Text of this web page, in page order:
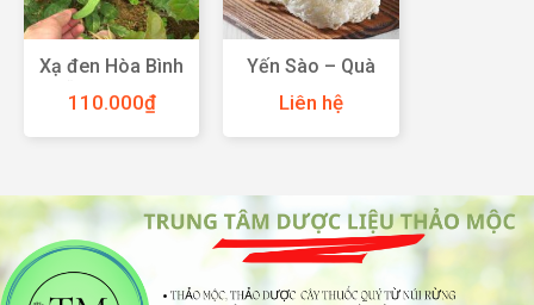
Xạ đen Hòa Bình
hỗ trợ điều trị
ung thư gan
110.000₫
Yến Sào – Quà
Tặng Dinh
Dưỡng Từ Thiên
Nhiên
Liên hệ